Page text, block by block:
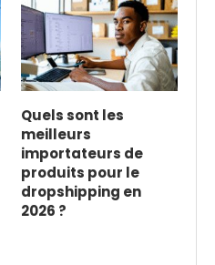
Quels sont les
meilleurs
importateurs de
produits pour le
dropshipping en
2026 ?